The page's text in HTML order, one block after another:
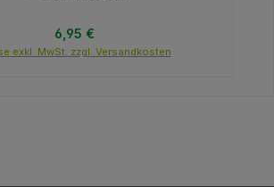
Regulärer Preis:
6,95 €
exkl. MwSt. zzgl. Versandkosten